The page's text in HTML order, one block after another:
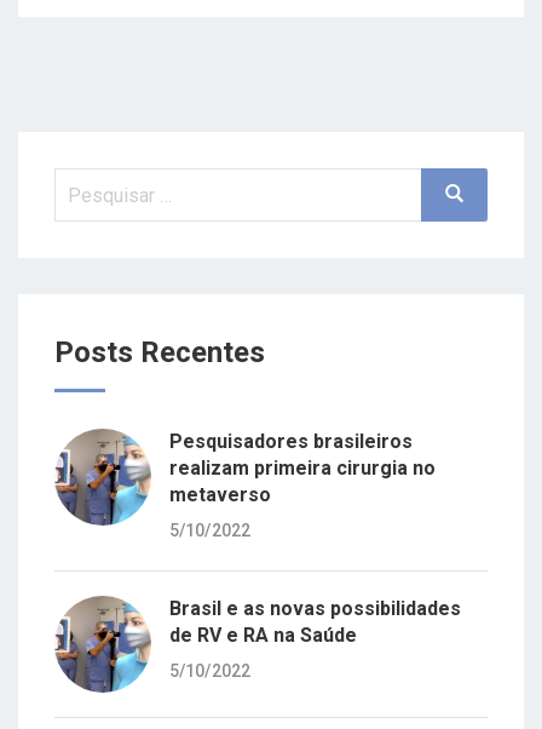
Pesquisar
Search
Posts Recentes
Pesquisadores brasileiros
realizam primeira cirurgia no
metaverso
5/10/2022
Brasil e as novas possibilidades
de RV e RA na Saúde
5/10/2022